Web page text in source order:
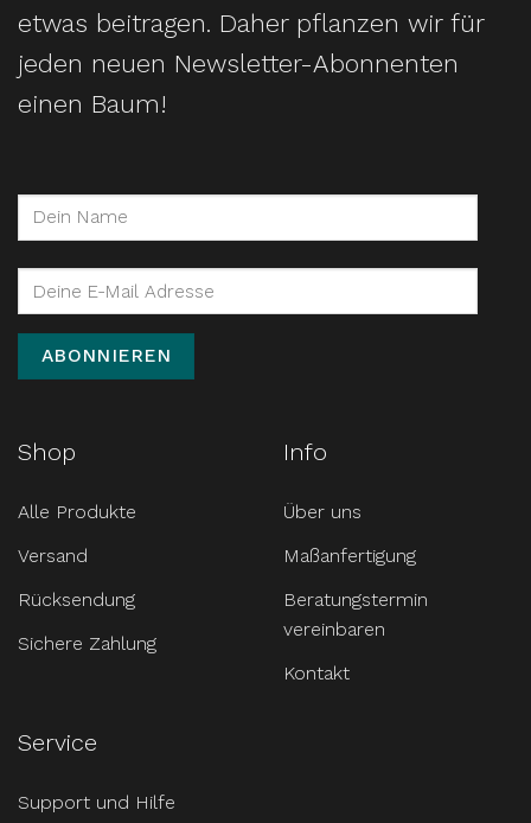
etwas beitragen. Daher pflanzen wir für
jeden neuen Newsletter-Abonnenten
einen Baum!
Shop
Alle Produkte
Versand
Rücksendung
Sichere Zahlung
Info
Über uns
Maßanfertigung
Beratungstermin
vereinbaren
Kontakt
Service
Support und Hilfe